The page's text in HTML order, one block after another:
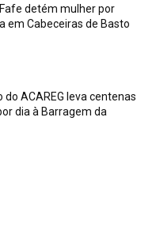
Fafe detém mulher por
em Cabeceiras de Basto
do ACAREG leva centenas
dia à Barragem da